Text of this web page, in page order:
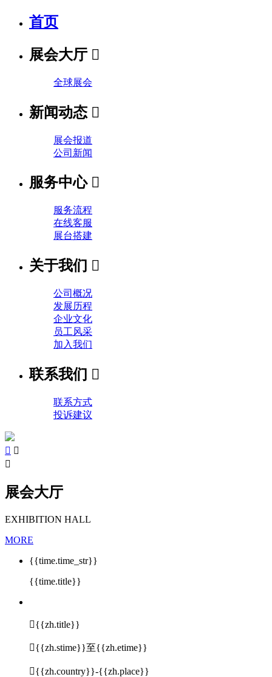
首页
展会大厅 
全球展会
新闻动态 
展会报道
公司新闻
服务中心 
服务流程
在线客服
展台搭建
关于我们 
公司概况
发展历程
企业文化
员工风采
加入我们
联系我们 
联系方式
投诉建议
 

展会大厅
EXHIBITION HALL
MORE
{{time.time_str}}
{{time.title}}
{{zh.title}}
{{zh.stime}}至{{zh.etime}}
{{zh.country}}-{{zh.place}}